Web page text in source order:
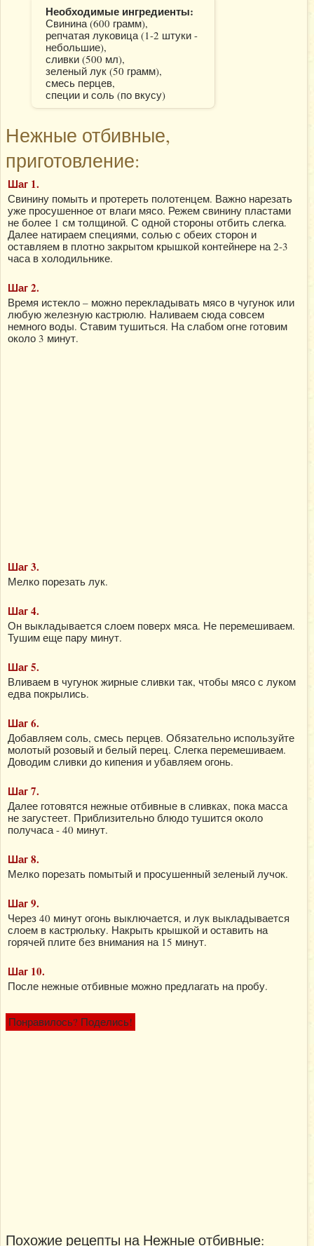
Необходимые ингредиенты:
Свинина (600 грамм),
репчатая луковица (1-2 штуки -
небольшие),
сливки (500 мл),
зеленый лук (50 грамм),
смесь перцев,
специи и соль (по вкусу)
Нежные отбивные,
приготовление:
Шаг 1.
Свинину помыть и протереть полотенцем. Важно нарезать
уже просушенное от влаги мясо. Режем свинину пластами
не более 1 см толщиной. С одной стороны отбить слегка.
Далее натираем специями, солью с обеих сторон и
оставляем в плотно закрытом крышкой контейнере на 2-3
часа в холодильнике.
Шаг 2.
Время истекло – можно перекладывать мясо в чугунок или
любую железную кастрюлю. Наливаем сюда совсем
немного воды. Ставим тушиться. На слабом огне готовим
около 3 минут.
Шаг 3.
Мелко порезать лук.
Шаг 4.
Он выкладывается слоем поверх мяса. Не перемешиваем.
Тушим еще пару минут.
Шаг 5.
Вливаем в чугунок жирные сливки так, чтобы мясо с луком
едва покрылись.
Шаг 6.
Добавляем соль, смесь перцев. Обязательно используйте
молотый розовый и белый перец. Слегка перемешиваем.
Доводим сливки до кипения и убавляем огонь.
Шаг 7.
Далее готовятся нежные отбивные в сливках, пока масса
не загустеет. Приблизительно блюдо тушится около
получаса - 40 минут.
Шаг 8.
Мелко порезать помытый и просушенный зеленый лучок.
Шаг 9.
Через 40 минут огонь выключается, и лук выкладывается
слоем в кастрюльку. Накрыть крышкой и оставить на
горячей плите без внимания на 15 минут.
Шаг 10.
После нежные отбивные можно предлагать на пробу.
Понравилось? Поделись!
Похожие рецепты на Нежные отбивные: